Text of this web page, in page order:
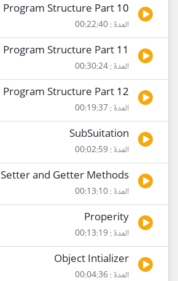
Program Structure Part 10
المدة : 00:22:40
Program Structure Part 11
المدة : 00:30:24
Program Structure Part 12
المدة : 00:19:37
SubSuitation
المدة : 00:02:59
Setter and Getter Methods
المدة : 00:13:10
Properity
المدة : 00:13:19
Object Intializer
المدة : 00:04:36